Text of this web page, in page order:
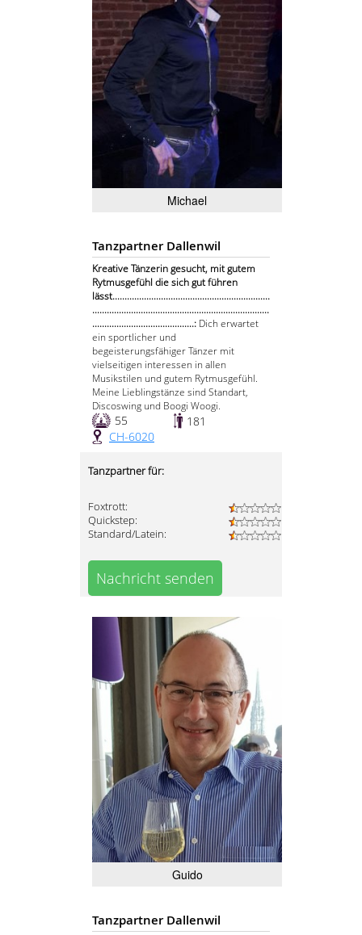
Michael
Tanzpartner Dallenwil
Kreative Tänzerin gesucht, mit gutem
Rytmusgefühl die sich gut führen
lässt.................................................................
.........................................................................
..........................................: Dich erwartet
ein sportlicher und
begeisterungsfähiger Tänzer mit
vielseitigen interessen in allen
Musikstilen und gutem Rytmusgefühl.
Meine Lieblingstänze sind Standart,
Discoswing und Boogi Woogi.
55
181
CH-6020
Tanzpartner für:
Foxtrott:
Quickstep:
Standard/Latein:
Nachricht senden
Guido
Tanzpartner Dallenwil